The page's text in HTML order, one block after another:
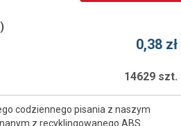
0,38 zł
14629 szt.
codziennego pisania z naszym
z recyklingowanego ABS.